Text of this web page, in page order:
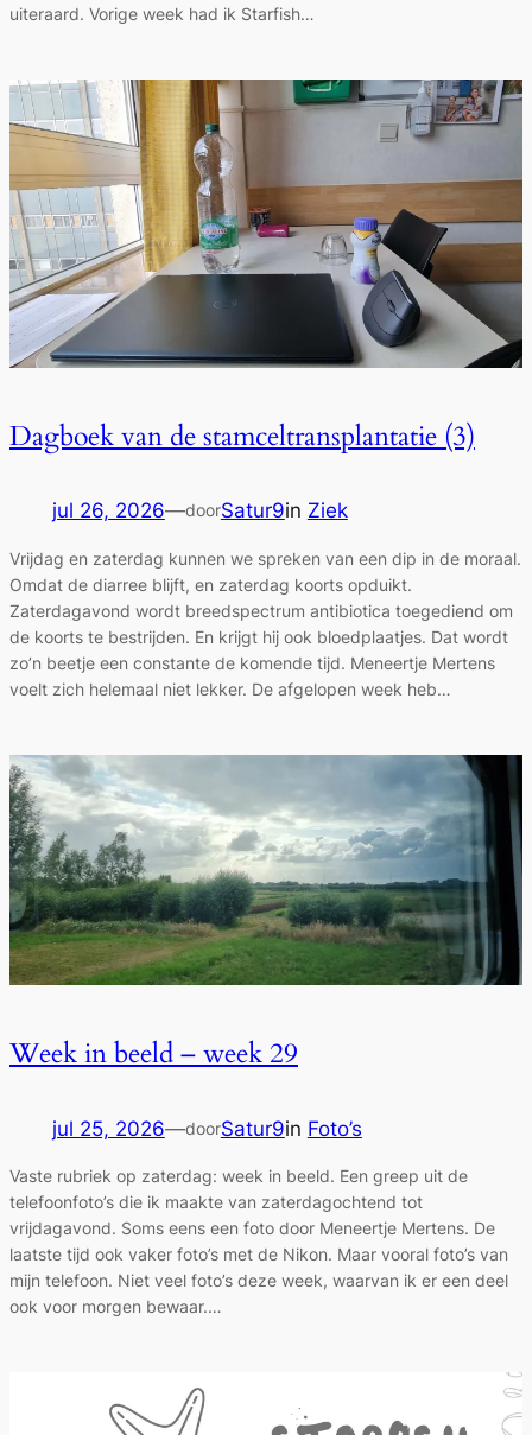
uiteraard. Vorige week had ik Starfish…
Dagboek van de stamceltransplantatie (3)
jul 26, 2026—doorSatur9in Ziek
Vrijdag en zaterdag kunnen we spreken van een dip in de moraal.
Omdat de diarree blijft, en zaterdag koorts opduikt.
Zaterdagavond wordt breedspectrum antibiotica toegediend om
de koorts te bestrijden. En krijgt hij ook bloedplaatjes. Dat wordt
zo’n beetje een constante de komende tijd. Meneertje Mertens
voelt zich helemaal niet lekker. De afgelopen week heb…
Week in beeld – week 29
jul 25, 2026—doorSatur9in Foto’s
Vaste rubriek op zaterdag: week in beeld. Een greep uit de
telefoonfoto’s die ik maakte van zaterdagochtend tot
vrijdagavond. Soms eens een foto door Meneertje Mertens. De
laatste tijd ook vaker foto’s met de Nikon. Maar vooral foto’s van
mijn telefoon. Niet veel foto’s deze week, waarvan ik er een deel
ook voor morgen bewaar.…